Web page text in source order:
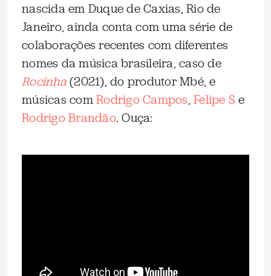
nascida em Duque de Caxias, Rio de
Janeiro, ainda conta com uma série de
colaborações recentes com diferentes
nomes da música brasileira, caso de
Rocinha(2021), do produtor Mbé, e
músicas comRodrigo Campos,Felipe S e
Rodrigo Brandão. Ouça: